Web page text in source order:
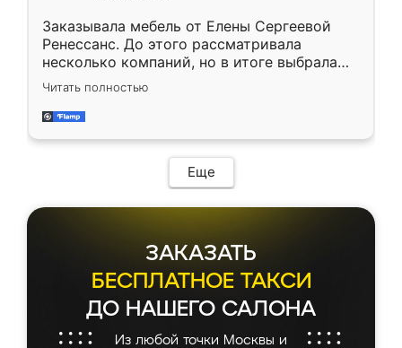
Заказывала мебель от Елены Сергеевой
Ренессанс. До этого рассматривала
несколько компаний, но в итоге выбрала
эту. Сначала обговорили условия, потом
приехал замерщик, всё спокойно объяснил
и снял размеры. Изготовили в срок, с
мебель сразу встала на свое место без
каких-либо доработок. Качеством осталась
довольна, все выглядит так, как и ожидала.
Читать полностью
Еще
ЗАКАЗАТЬ
БЕСПЛАТНОЕ ТАКСИ
ДО НАШЕГО САЛОНА
Из любой точки Москвы и